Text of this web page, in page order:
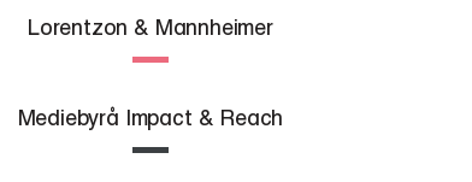
Lorentzon & Mannheimer
Mediebyrå Impact & Reach